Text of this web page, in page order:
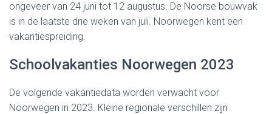
ongeveer van 24 juni tot 12 augustus. De Noorse bouwvak
is in de laatste drie weken van juli. Noorwegen kent een
vakantiespreiding.
Schoolvakanties Noorwegen 2023
De volgende vakantiedata worden verwacht voor
Noorwegen in 2023. Kleine regionale verschillen zijn